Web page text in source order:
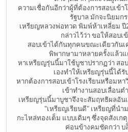
ความเชื่อกันอีกว่าผู้ที่ต้องการสอบเข้า
รัฐบาล มักจะนิยมก
เหรียญหลวงพ่อทวด พิมพ์ห้าเหลี่ยม
กล่าวไว้ว่า ขอให้สอบเ
สอบเข้าได้กันทุกคนขณะเดียวกันเ
พิพากษามาหลายครั้งแล้ว
หาเหรียญรุ่นนี้มาใช้บูชาปรากฏว่า ส
เองทำให้เหรียญรุ่นนี้ได้รั
หากต้องการสอบเข้าโรงเรียนหรือมห
เข้าทำงานสอบเลื่อน
เหรียญรุ่นนี้มาบูชาจึงจะสัมฤทธิผลอั
"เหรียญเรียนดี" เหรียญที่น
กะไหล่ทองเต็ม แบบเดิมๆ ซึ่งจุดสังเ
ค่อนข้างคมชัดกว่า บ